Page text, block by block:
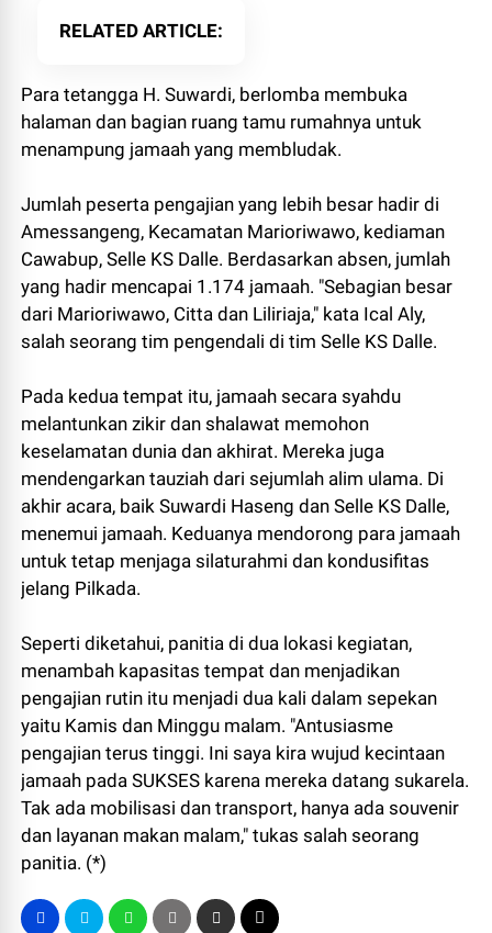
RELATED ARTICLE
Para tetangga H. Suwardi, berlomba membuka
halaman dan bagian ruang tamu rumahnya untuk
menampung jamaah yang membludak.
Jumlah peserta pengajian yang lebih besar hadir di
Amessangeng, Kecamatan Marioriwawo, kediaman
Cawabup, Selle KS Dalle. Berdasarkan absen, jumlah
yang hadir mencapai 1.174 jamaah. "Sebagian besar
dari Marioriwawo, Citta dan Liliriaja," kata Ical Aly,
salah seorang tim pengendali di tim Selle KS Dalle.
Pada kedua tempat itu, jamaah secara syahdu
melantunkan zikir dan shalawat memohon
keselamatan dunia dan akhirat. Mereka juga
mendengarkan tauziah dari sejumlah alim ulama. Di
akhir acara, baik Suwardi Haseng dan Selle KS Dalle,
menemui jamaah. Keduanya mendorong para jamaah
untuk tetap menjaga silaturahmi dan kondusifitas
jelang Pilkada.
Seperti diketahui, panitia di dua lokasi kegiatan,
menambah kapasitas tempat dan menjadikan
pengajian rutin itu menjadi dua kali dalam sepekan
yaitu Kamis dan Minggu malam. "Antusiasme
pengajian terus tinggi. Ini saya kira wujud kecintaan
jamaah pada SUKSES karena mereka datang sukarela.
Tak ada mobilisasi dan transport, hanya ada souvenir
dan layanan makan malam," tukas salah seorang
panitia. (*)